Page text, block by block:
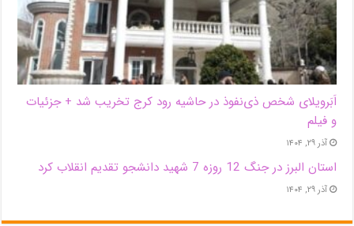
اَبَر‌ویلای شخص ذی‌نفوذ در حاشیه‌ رود کرج تخریب شد + جزئیات
و فیلم
آذر ۲۹, ۱۴۰۴
استان البرز در جنگ 12 روزه 7 شهید دانشجو تقدیم انقلاب کرد
آذر ۲۹, ۱۴۰۴